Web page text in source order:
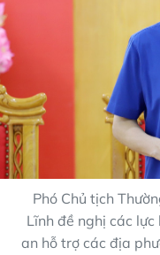
Phó Chủ tịch
Lĩnh đề nghị các
an hỗ trợ các địa